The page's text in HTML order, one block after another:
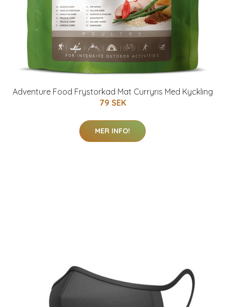
Adventure Food Frystorkad Mat Curryris Med Kyckling
79 SEK
MER INFO!